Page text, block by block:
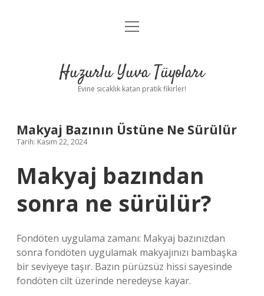
Anasayfa
Yasal Uyarı
menüyü
Huzurlu Yuva Tüyoları
Evine sıcaklık katan pratik fikirler!
Makyaj Bazının Üstüne Ne Sürülür
Tarih: Kasım 22, 2024
Makyaj bazından
sonra ne sürülür?
Fondöten uygulama zamanı: Makyaj bazınızdan
sonra fondöten uygulamak makyajınızı bambaşka
bir seviyeye taşır. Bazın pürüzsüz hissi sayesinde
fondöten cilt üzerinde neredeyse kayar.